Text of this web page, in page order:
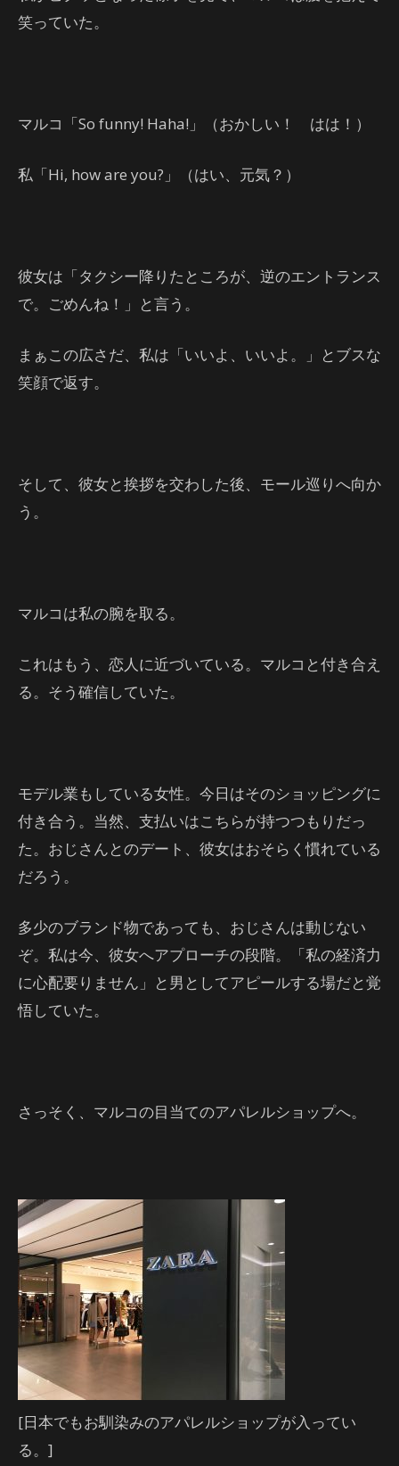
笑っていた。
マルコ「So funny! Haha!」（おかしい！ はは！）
私「Hi, how are you?」（はい、元気？）
彼女は「タクシー降りたところが、逆のエントランス
で。ごめんね！」と言う。
まぁこの広さだ、私は「いいよ、いいよ。」とブスな
笑顔で返す。
そして、彼女と挨拶を交わした後、モール巡りへ向か
う。
マルコは私の腕を取る。
これはもう、恋人に近づいている。マルコと付き合え
る。そう確信していた。
モデル業もしている女性。今日はそのショッピングに
付き合う。当然、支払いはこちらが持つつもりだっ
た。おじさんとのデート、彼女はおそらく慣れている
だろう。
多少のブランド物であっても、おじさんは動じない
ぞ。私は今、彼女へアプローチの段階。「私の経済力
に心配要りません」と男としてアピールする場だと覚
悟していた。
さっそく、マルコの目当てのアパレルショップへ。
[日本でもお馴染みのアパレルショップが入ってい
る。]